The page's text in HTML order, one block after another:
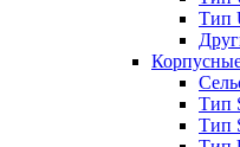
Тип
Тип
Тип